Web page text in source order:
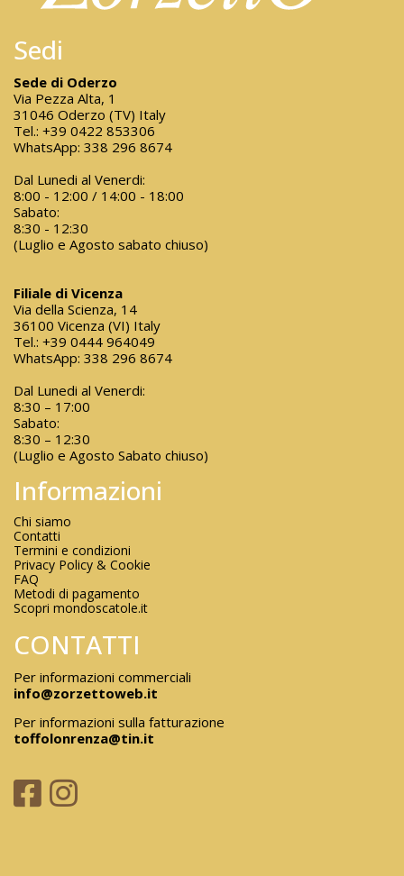
Sedi
Sede di Oderzo
Via Pezza Alta, 1
31046 Oderzo (TV) Italy
Tel.: +39 0422 853306
WhatsApp: 338 296 8674
Dal Lunedi al Venerdi:
8:00 - 12:00 / 14:00 - 18:00
Sabato:
8:30 - 12:30
(Luglio e Agosto sabato chiuso)
Filiale di Vicenza
Via della Scienza, 14
36100 Vicenza (VI) Italy
Tel.: +39 0444 964049
WhatsApp: 338 296 8674
Dal Lunedi al Venerdi:
8:30 – 17:00
Sabato:
8:30 – 12:30
(Luglio e Agosto Sabato chiuso)
Informazioni
Chi siamo
Contatti
Termini e condizioni
Privacy Policy & Cookie
FAQ
Metodi di pagamento
Scopri mondoscatole.it
CONTATTI
Per informazioni commerciali
info@zorzettoweb.it
Per informazioni sulla fatturazione
toffolonrenza@tin.it